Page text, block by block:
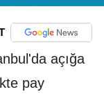
açığa
pay